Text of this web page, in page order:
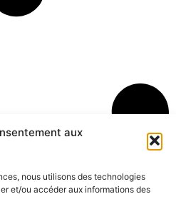
aux
nous utilisons des technologies
et/ou accéder aux informations des